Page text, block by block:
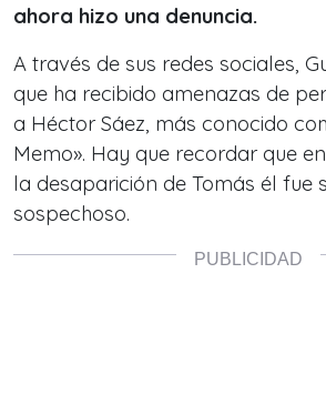
ahora hizo una denuncia.
A través de sus redes sociales,
que ha recibido amenazas de
a Héctor Sáez, más conocido
Memo». Hay que recordar que
la desaparición de Tomás él fue
sospechoso.